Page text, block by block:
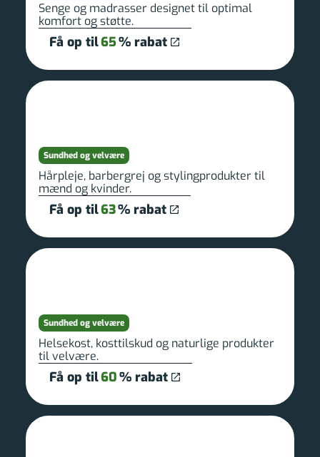
Senge og madrasser designet til optimal
komfort og støtte.
Få op til65% rabat
Sundhed og velvære
Hårpleje, barbergrej og stylingprodukter til
mænd og kvinder.
Få op til63% rabat
Sundhed og velvære
Helsekost, kosttilskud og naturlige produkter
til velvære.
Få op til60% rabat